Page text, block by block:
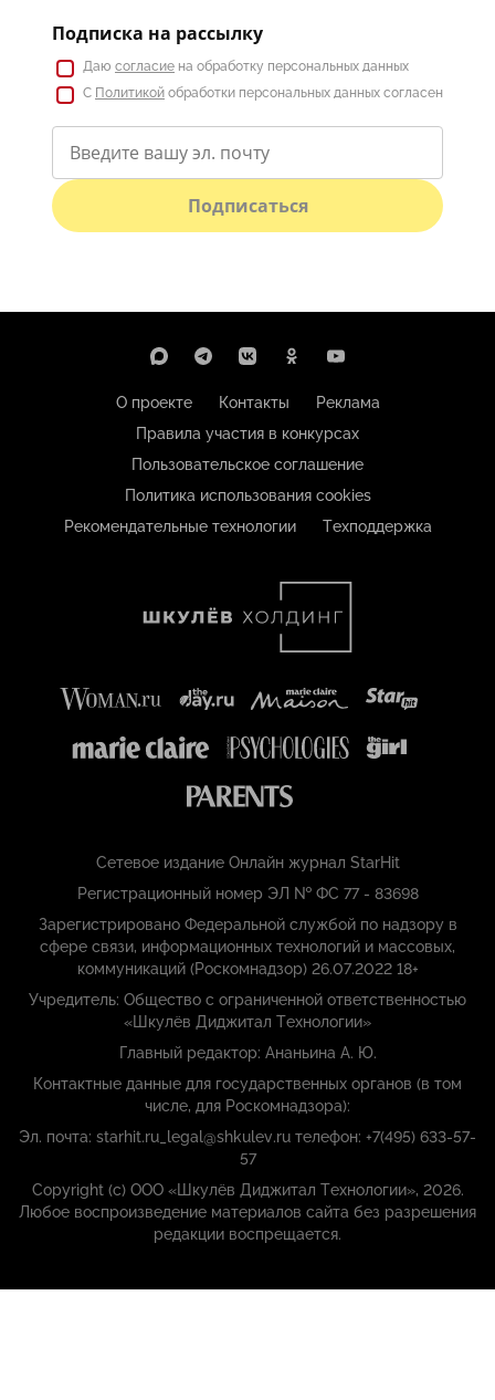
Подписка на рассылку
Даю согласие на обработку персональных данных
С Политикой обработки персональных данных согласен
Подписаться
О проекте Контакты
Реклама
Правила участия в конкурсах
Пользовательское соглашение
Политика использования cookies
Рекомендательные технологии
Техподдержка
Сетевое издание Онлайн журнал StarHit
Регистрационный номер ЭЛ № ФС 77 - 83698
Зарегистрировано Федеральной службой по надзору в
сфере связи, информационных технологий и массовых,
коммуникаций (Роскомнадзор) 26.07.2022 18+
Учредитель: Общество с ограниченной ответственностью
«Шкулёв Диджитал Технологии»
Главный редактор: Ананьина А. Ю.
Контактные данные для государственных органов (в том
числе, для Роскомнадзора):
Эл. почта: starhit.ru_legal@shkulev.ru телефон: +7(495) 633-57-
57
Copyright (с) ООО «Шкулёв Диджитал Технологии», 2026.
Любое воспроизведение материалов сайта без разрешения
редакции воспрещается.